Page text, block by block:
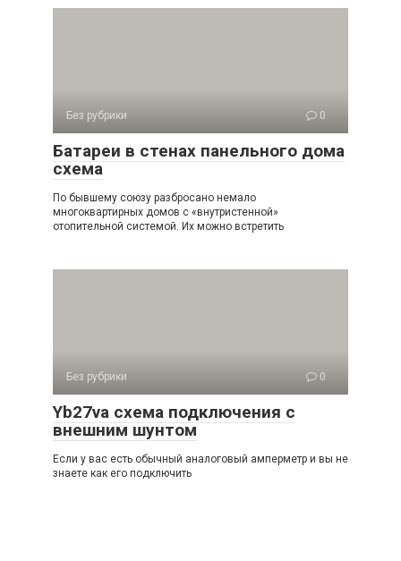
Без рубрики 0
Батареи в стенах панельного дома
схема
По бывшему союзу разбросано немало
многоквартирных домов с «внутристенной»
отопительной системой. Их можно встретить
Без рубрики 0
Yb27va схема подключения с
внешним шунтом
Если у вас есть обычный аналоговый амперметр и вы не
знаете как его подключить